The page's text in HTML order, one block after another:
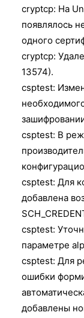
cryptcp: На
появлялось
одного
cryptcp:
13574).
csptest:
csptest: В
csptest: Для
добавлена
csptest:
параметре
csptest: Для
ошибки
добавлены